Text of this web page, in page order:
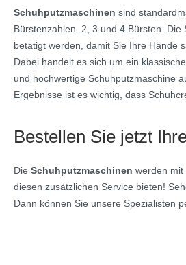
Schuhputzmaschinen sind
Bürstenzahlen. 2, 3 und 4 Bürsten.
betätigt werden, damit Sie Ihre Hände
Dabei handelt es sich um ein
und hochwertige Schuhputzmaschine
Ergebnisse ist es wichtig, dass
Bestellen Sie jetzt
Die Schuhputzmaschinen werden mit
diesen zusätzlichen Service bieten!
Dann können Sie unsere Spezialisten